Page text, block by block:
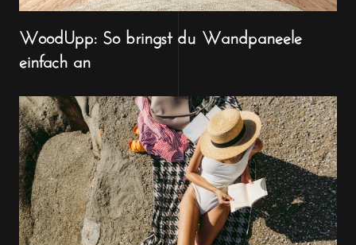
WoodUpp: So bringst du Wandpaneele
einfach an